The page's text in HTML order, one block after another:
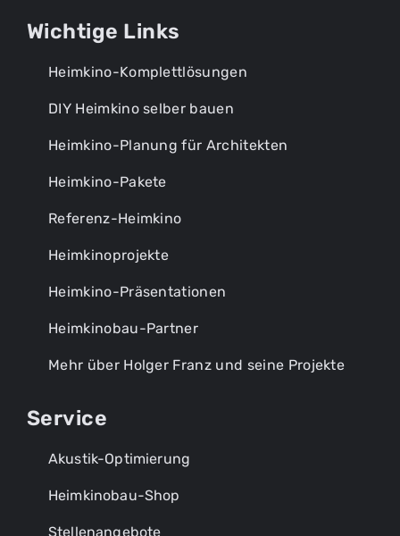
Wichtige Links
Heimkino-Komplettlösungen
DIY Heimkino selber bauen
Heimkino-Planung für Architekten
Heimkino-Pakete
Referenz-Heimkino
Heimkinoprojekte
Heimkino-Präsentationen
Heimkinobau-Partner
Mehr über Holger Franz und seine Projekte
Service
Akustik-Optimierung
Heimkinobau-Shop
Stellenangebote